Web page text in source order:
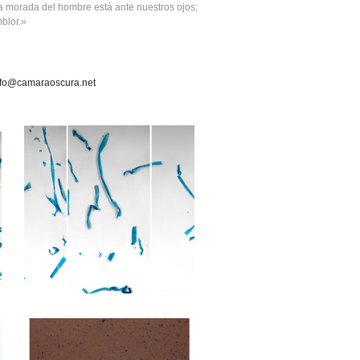
del hombre está ante nuestros ojos;